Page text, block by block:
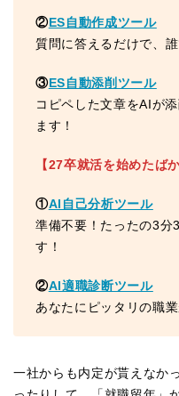
②ES自動作成ツール
質問に答えるだけで、
③ES自動添削ツール
コピペした文章をAIが
ます！
【27卒就活を始めたば
①AI自己分析ツール
準備不要！たったの3分
す！
②AI適職診断ツール
あなたにピッタリの職
一社からも内定が貰えなか